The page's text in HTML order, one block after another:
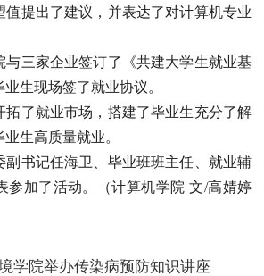
值提出了建议，并表达了对计算机专业
与三家企业签订了《共建大学生就业基
生现场签了就业协议。
拓了就业市场，搭建了毕业生充分了解
生高质量就业。
副书记任海卫、毕业班班主任、就业辅
参加了活动。（计算机学院 文/高婧婷
学院举办传染病预防知识讲座